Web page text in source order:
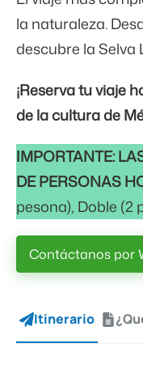
la naturaleza.
descubre la Selva
¡Reserva tu viaje
de la cultura de
IMPORTANTE:
DE PERSONAS
pesona), Doble (2
Contáctanos por
Itinerario